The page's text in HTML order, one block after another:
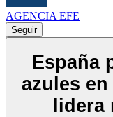
AGENCIA EFE
Seguir
España
azules
lidera